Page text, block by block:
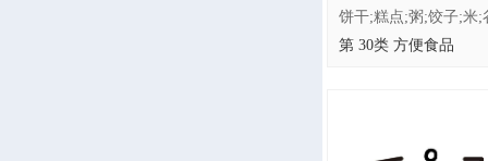
第 30类 方便食品